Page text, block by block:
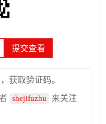
，获取验证码。
shejifuzhu
来关注